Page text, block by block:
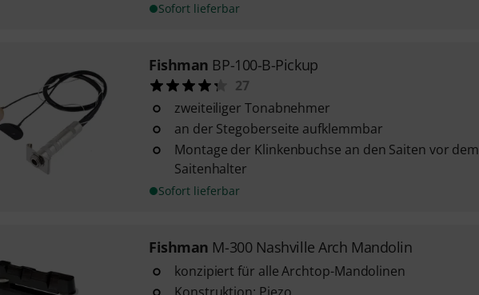
Sofort lieferbar
Fishman BP-100-B-Pickup
27
zweiteiliger Tonabnehmer
an der Stegoberseite aufklemmbar
Montage der Klinkenbuchse an den Saiten vor dem
Saitenhalter
Sofort lieferbar
Fishman M-300 Nashville Arch Mandolin
konzipiert für alle Archtop-Mandolinen